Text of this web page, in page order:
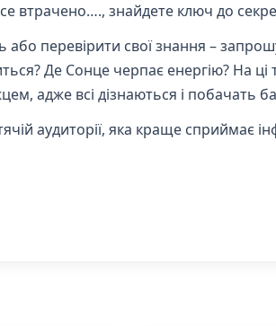
втрачено…., знайдете ключ до
перевірити свої знання –
Де Сонце черпає енергію? На
адже всі дізнаються і побачать
аудиторії, яка краще сприймає